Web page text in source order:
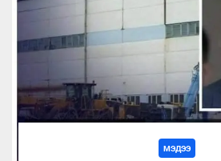
МЭДЭЭ